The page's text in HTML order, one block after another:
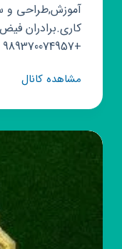
آموزش,طراحی و
کاری.برادران
+989370074957
مشاهده کانالکانال
هنر